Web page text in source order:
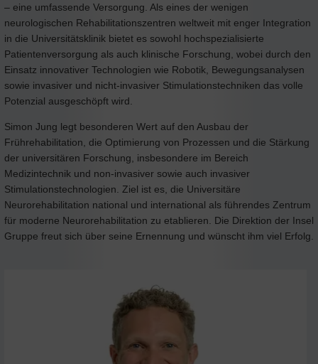
– eine umfassende Versorgung. Als eines der wenigen
neurologischen Rehabilitationszentren weltweit mit enger Integration
in die Universitätsklinik bietet es sowohl hochspezialisierte
Patientenversorgung als auch klinische Forschung, wobei durch den
Einsatz innovativer Technologien wie Robotik, Bewegungsanalysen
sowie invasiver und nicht-invasiver Stimulationstechniken das volle
Potenzial ausgeschöpft wird.
Simon Jung legt besonderen Wert auf den Ausbau der
Frührehabilitation, die Optimierung von Prozessen und die Stärkung
der universitären Forschung, insbesondere im Bereich
Medizintechnik und non-invasiver sowie auch invasiver
Stimulationstechnologien. Ziel ist es, die Universitäre
Neurorehabilitation national und international als führendes Zentrum
für moderne Neurorehabilitation zu etablieren. Die Direktion der Insel
Gruppe freut sich über seine Ernennung und wünscht ihm viel Erfolg.